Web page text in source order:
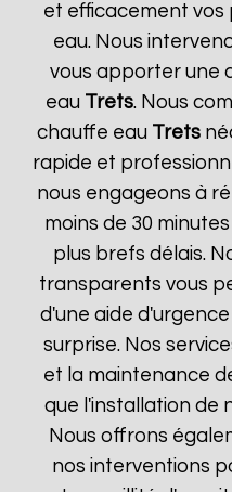
et efficacement
eau. Nous
vous apporter une
eau Trets. Nous
chauffe eau Trets
rapide et
nous engageons à
moins de 30
plus brefs délais.
transparents vous
d'une aide
surprise. Nos
et la maintenance
que l'installation de
Nous offrons
nos interventions